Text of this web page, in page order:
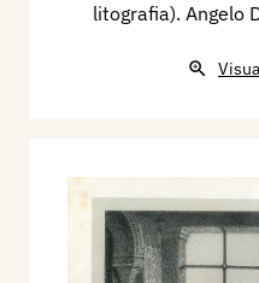
litografia). Angelo